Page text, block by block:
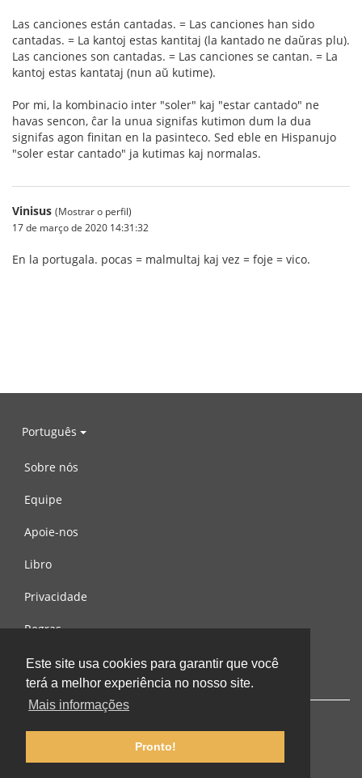
Este site usa cookies para garantir que você
terá a melhor experiência no nosso site.
Mais informações
Pronto!
Las canciones están cantadas. = Las canciones han sido
cantadas. = La kantoj estas kantitaj (la kantado ne daŭras plu).
Las canciones son cantadas. = Las canciones se cantan. = La
kantoj estas kantataj (nun aŭ kutime).
Por mi, la kombinacio inter "soler" kaj "estar cantado" ne
havas sencon, ĉar la unua signifas kutimon dum la dua
signifas agon finitan en la pasinteco. Sed eble en Hispanujo
"soler estar cantado" ja kutimas kaj normalas.
Vinisus (Mostrar o perfil)
17 de março de 2020 14:31:32
En la portugala. pocas = malmultaj kaj vez = foje = vico.
Português
Sobre nós
Equipe
Apoie-nos
Libro
Privacidade
Regras
Contacte-nos
© 2002-2026 lernu.net |Impressum